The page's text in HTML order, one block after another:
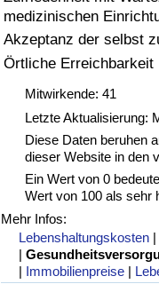
medizinischen
Akzeptanz der selbst
Örtliche Erreichbarkeit
Mitwirkende: 41
Letzte Aktualisierung:
Diese Daten beruhen
dieser Website in den
Ein Wert von 0
Wert von 100 als sehr
Mehr Infos:
Lebenshaltungskosten |
|
| Immobilienpreise |
Verkehr